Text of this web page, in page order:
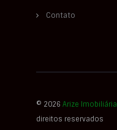
Contato
© 2026 Arize Imobiliária
direitos reservados